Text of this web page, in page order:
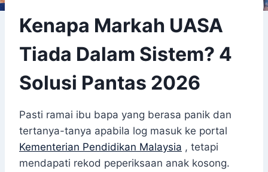
Kenapa Markah UASA
Tiada Dalam Sistem? 4
Solusi Pantas 2026
Pasti ramai ibu bapa yang berasa panik dan
tertanya-tanya apabila log masuk ke portal
Kementerian Pendidikan Malaysia , tetapi
mendapati rekod peperiksaan anak kosong.